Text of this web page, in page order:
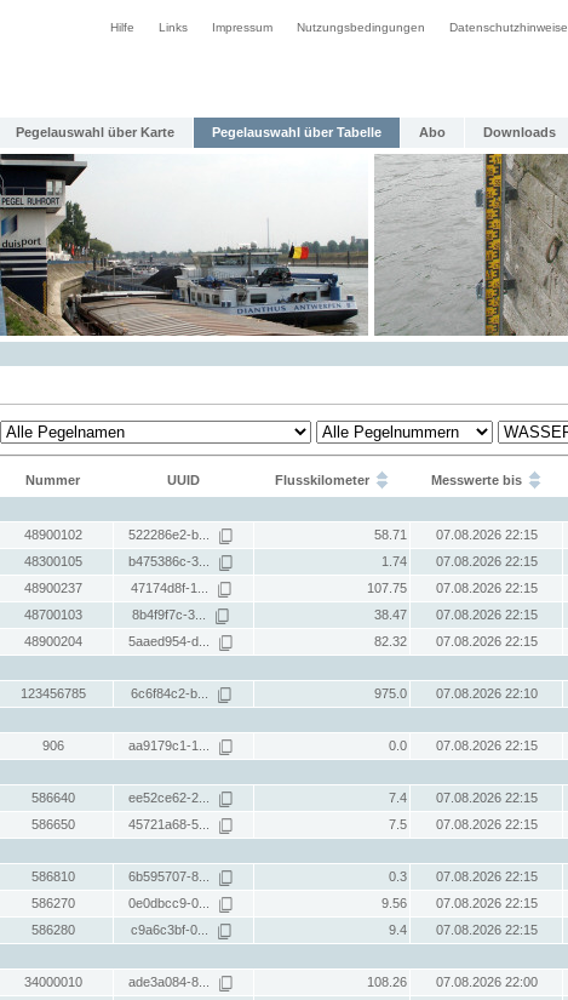
Hilfe Links Impressum Nutzungsbedingungen Datenschutzhinweise
Pegelauswahl über Karte Pegelauswahl über Tabelle Abo Downloads
Nummer UUID Flusskilometer Messwerte bis
48900102 522286e2-b... 58.71
07.08.2026 22:15
48300105 b475386c-3... 1.74
07.08.2026 22:15
48900237 47174d8f-1... 107.75
07.08.2026 22:15
48700103 8b4f9f7c-3... 38.47
07.08.2026 22:15
48900204 5aaed954-d... 82.32
07.08.2026 22:15
123456785 6c6f84c2-b... 975.0
07.08.2026 22:10
906 aa9179c1-1... 0.0
07.08.2026 22:15
586640 ee52ce62-2... 7.4
07.08.2026 22:15
586650 45721a68-5... 7.5
07.08.2026 22:15
586810 6b595707-8... 0.3
07.08.2026 22:15
586270 0e0dbcc9-0... 9.56
07.08.2026 22:15
586280 c9a6c3bf-0... 9.4
07.08.2026 22:15
34000010 ade3a084-8... 108.26
07.08.2026 22:00